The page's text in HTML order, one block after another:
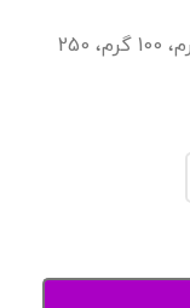
موجود در مقادیر 10 گرم، 25 گرم، 50 گرم، 100 گرم، 250